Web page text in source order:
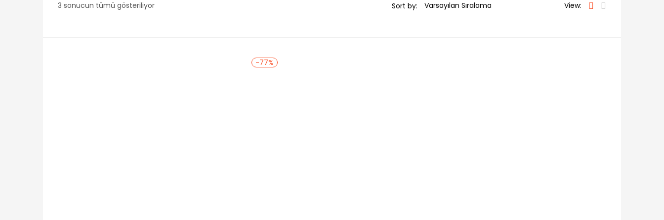
3 sonucun tümü gösteriliyor Sort by: View:
-77%